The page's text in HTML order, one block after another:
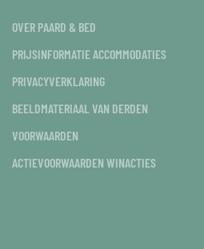
OVER PAARD & BED
PRIJSINFORMATIE ACCOMMODATIES
PRIVACYVERKLARING
BEELDMATERIAAL VAN DERDEN
VOORWAARDEN
ACTIEVOORWAARDEN WINACTIES